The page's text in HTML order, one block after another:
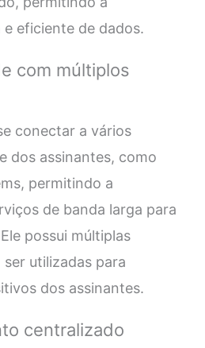
eficiente de dados.
com múltiplos
conectar a vários
dos assinantes, como
permitindo a
de banda larga para
possui múltiplas
utilizadas para
dos assinantes.
centralizado